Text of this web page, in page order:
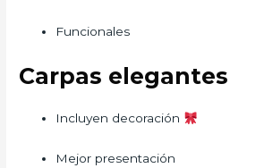
Funcionales
Carpas elegantes
Incluyen decoración
Mejor presentación